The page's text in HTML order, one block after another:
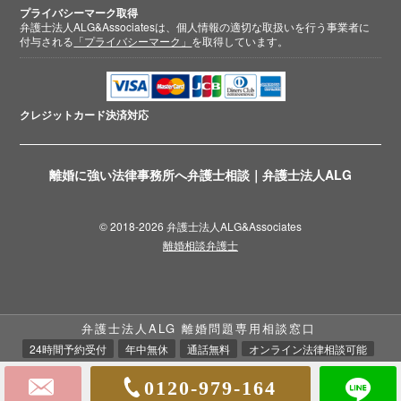
離婚に強い法律事務所へ弁護士相談｜弁護士法人ALG
プライバシーマーク取得
弁護士法人ALG&Associatesは、個人情報の適切な取扱いを行う事業者に
付与される 「プライバシーマーク」 を取得しています。
クレジットカード決済対応
© 2018-2026 弁護士法人ALG&Associates
離婚相談弁護士
弁護士法人ALG 離婚問題専用相談窓口
24時間予約受付 年中無休 通話無料 オンライン法律相談可能
0120-979-164